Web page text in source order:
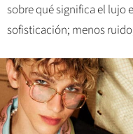
sobre qué significa el lujo
sofisticación; menos